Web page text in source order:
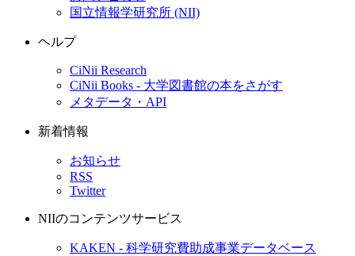
国立情報学研究所 (NII)
ヘルプ
CiNii Research
CiNii Books - 大学図書館の本をさがす
メタデータ・API
新着情報
お知らせ
RSS
Twitter
NIIのコンテンツサービス
KAKEN - 科学研究費助成事業データベース